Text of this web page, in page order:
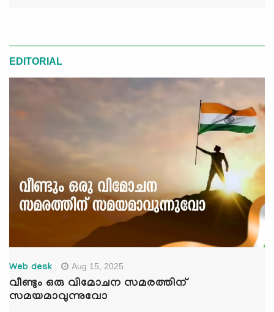
EDITORIAL
Web desk Aug 15, 2025
വീണ്ടും ഒരു വിമോചന സമരത്തിന്
സമയമാവുന്നുവോ